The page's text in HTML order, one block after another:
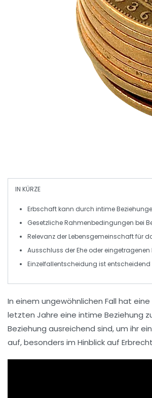
IN KÜRZE
Erbschaftkann durch intime
Gesetzliche Rahmenbedingungen bei
Relevanz derLebensgemeinschaftfür
Ausschluss derEhe oder eingetragenen
Einzelfallentscheidung ist entscheidend
In einem ungewöhnlichen Fall hat eine
letzten Jahre eine intime Beziehung
Beziehung ausreichend sind, um ihr
auf, besonders im Hinblick auf Erbrecht